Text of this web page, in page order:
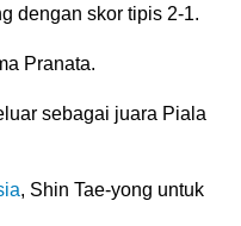
dengan skor tipis 2-1.
Pranata.
sebagai juara Piala
, Shin Tae-yong untuk